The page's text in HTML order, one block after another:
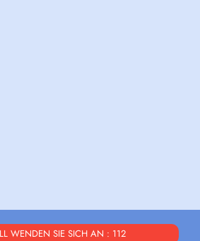
WENDEN SIE SICH AN : 112